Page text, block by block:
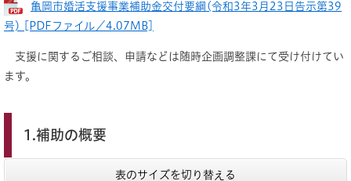
亀岡市婚活支援事業補助金交付要綱(令和3年3月23日告示第39
号) [PDFファイル／4.07MB]
支援に関するご相談、申請などは随時企画調整課にて受け付けてい
ます。
1.補助の概要
表のサイズを切り替える